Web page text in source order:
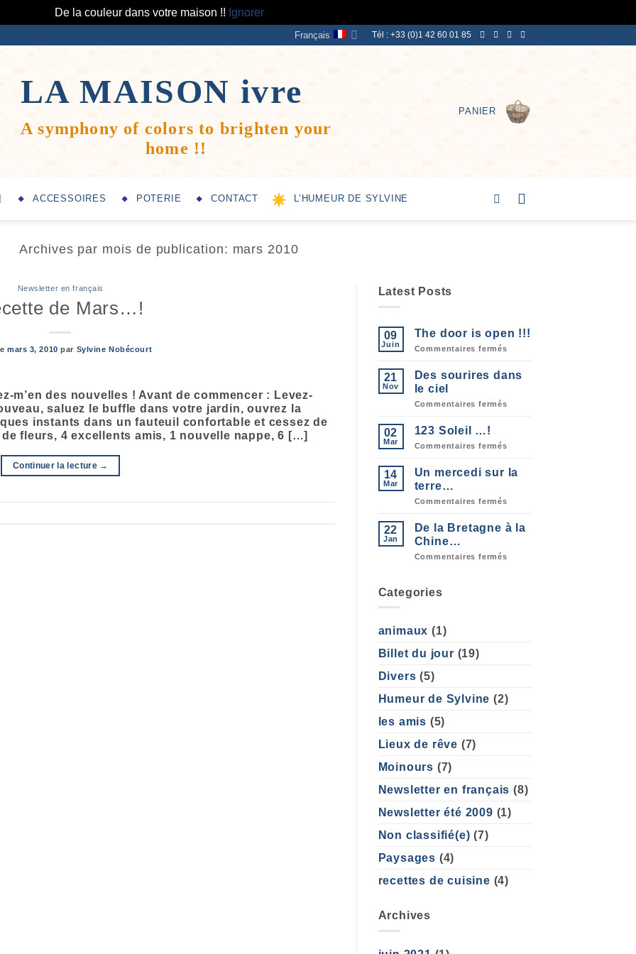
De la couleur dans votre maison !! Ignorer
Français Tél : +33 (0)1 42 60 01 85
LA MAISON ivre
A symphony of colors to brighten your
home !!
PANIER
ACCESSOIRES POTERIE CONTACT L’HUMEUR DE SYLVINE
Archives par mois de publication: mars 2010
Newsletter en français
de Mars…!
mars 3, 2010 par Sylvine Nobécourt
m’en des nouvelles ! Avant de commencer : Levez-
saluez le buffle dans votre jardin, ouvrez la
instants dans un fauteuil confortable et cessez de
fleurs, 4 excellents amis, 1 nouvelle nappe, 6 […]
Continuer la lecture →
Latest Posts
09
Juin
The door is open !!!
Commentaires ferméssur
is
21
Nov
Des sourires dans
le ciel
Commentaires ferméssur
ciel
02
Mar
123 Soleil …!
Commentaires ferméssur
…!
14
Mar
Un mercedi sur la
terre…
Commentaires ferméssur
sur
22
Jan
De la Bretagne à la
Chine…
Commentaires ferméssur
Categories
animaux (1)
Billet du jour (19)
Divers (5)
Humeur de Sylvine (2)
les amis (5)
Lieux de rêve (7)
Moinours (7)
Newsletter en français (8)
Newsletter été 2009 (1)
Non classifié(e) (7)
Paysages (4)
recettes de cuisine (4)
Archives